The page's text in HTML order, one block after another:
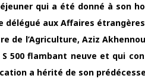
qui a été donné à son
délégué aux Affaires
de l’Agriculture, Aziz
500 flambant neuve et qui
a hérité de son